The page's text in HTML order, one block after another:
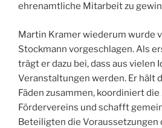
ehrenamtliche Mitarbeit zu
Martin Kramer wiederum wurde
Stockmann vorgeschlagen. Als
trägt er dazu bei, dass aus vielen
Veranstaltungen werden. Er hält
Fäden zusammen, koordiniert
Fördervereins und schafft
Beteiligten die Voraussetzungen